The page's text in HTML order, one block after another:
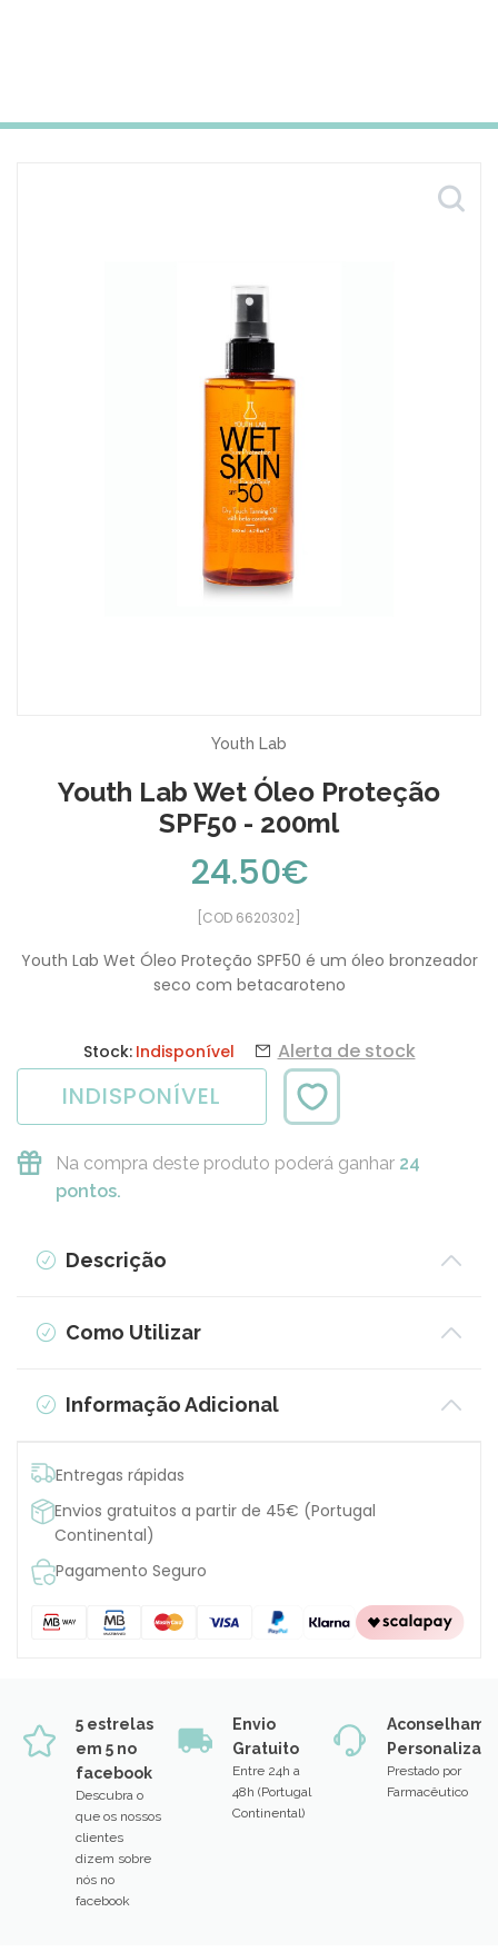
Youth Lab
Youth Lab Wet Óleo Proteção
SPF50 - 200ml
24.50€
[COD 6620302]
Youth Lab Wet Óleo Proteção SPF50 é um óleo bronzeador
seco com betacaroteno
Stock: Indisponível Alerta de stock
INDISPONÍVEL
Na compra deste produto poderá ganhar 24
pontos.
Descrição
Como Utilizar
Informação Adicional
Entregas rápidas
Envios gratuitos a partir de 45€ (Portugal
Continental)
Pagamento Seguro
5 estrelas
em 5 no
facebook
Descubra o
que os nossos
clientes
dizem sobre
nós no
facebook
Envio
Gratuito
Entre 24h a
48h (Portugal
Continental)
Prestado por
Farmacêutico